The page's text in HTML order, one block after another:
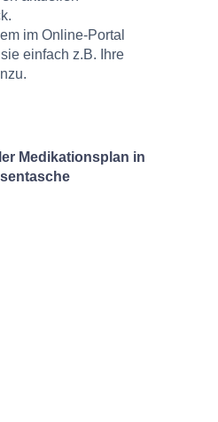
im Online-Portal
einfach z.B. Ihre
Medikationsplan in